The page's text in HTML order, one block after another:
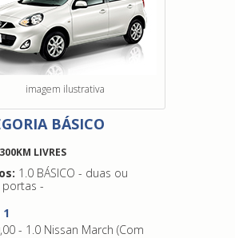
imagem ilustrativa
BÁSICO
LIVRES
1.0 BÁSICO - duas ou
-
- 1.0 Nissan March (Com